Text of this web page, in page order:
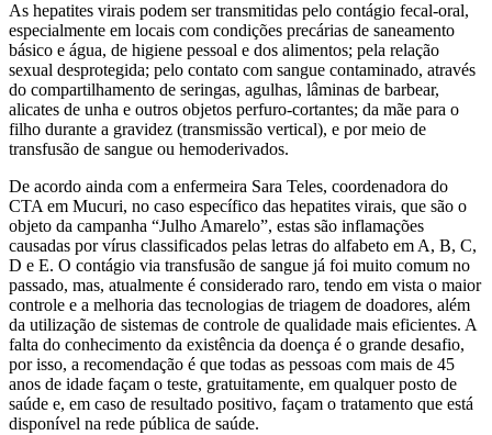
As hepatites virais podem ser transmitidas pelo contágio fecal-oral,
especialmente em locais com condições precárias de saneamento
básico e água, de higiene pessoal e dos alimentos; pela relação
sexual desprotegida; pelo contato com sangue contaminado, através
do compartilhamento de seringas, agulhas, lâminas de barbear,
alicates de unha e outros objetos perfuro-cortantes; da mãe para o
filho durante a gravidez (transmissão vertical), e por meio de
transfusão de sangue ou hemoderivados.
De acordo ainda com a enfermeira Sara Teles, coordenadora do
CTA em Mucuri, no caso específico das hepatites virais, que são o
objeto da campanha “Julho Amarelo”, estas são inflamações
causadas por vírus classificados pelas letras do alfabeto em A, B, C,
D e E. O contágio via transfusão de sangue já foi muito comum no
passado, mas, atualmente é considerado raro, tendo em vista o maior
controle e a melhoria das tecnologias de triagem de doadores, além
da utilização de sistemas de controle de qualidade mais eficientes. A
falta do conhecimento da existência da doença é o grande desafio,
por isso, a recomendação é que todas as pessoas com mais de 45
anos de idade façam o teste, gratuitamente, em qualquer posto de
saúde e, em caso de resultado positivo, façam o tratamento que está
disponível na rede pública de saúde.